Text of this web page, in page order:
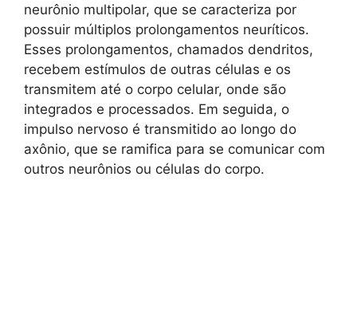
neurônio multipolar, que se caracteriza por
possuir múltiplos prolongamentos neuríticos.
Esses prolongamentos, chamados dendritos,
recebem estímulos de outras células e os
transmitem até o corpo celular, onde são
integrados e processados. Em seguida, o
impulso nervoso é transmitido ao longo do
axônio, que se ramifica para se comunicar com
outros neurônios ou células do corpo.